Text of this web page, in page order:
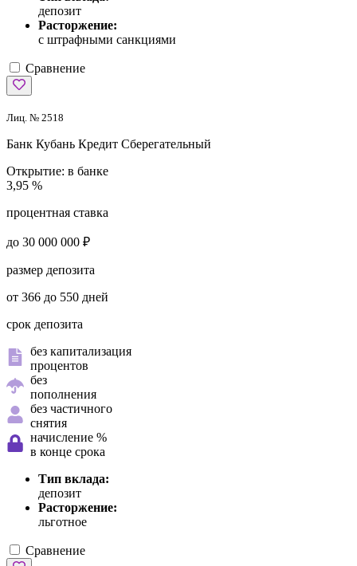
депозит
Расторжение:
с штрафными санкциями
Сравнение
Лиц. № 2518
Банк Кубань Кредит Сберегательный
Открытие: в банке
3,95 %
процентная ставка
до 30 000 000 ₽
размер депозита
от 366 до 550 дней
срок депозита
без капитализация
процентов
без
пополнения
без частичного
снятия
начисление %
в конце срока
Тип вклада:
депозит
Расторжение:
льготное
Сравнение